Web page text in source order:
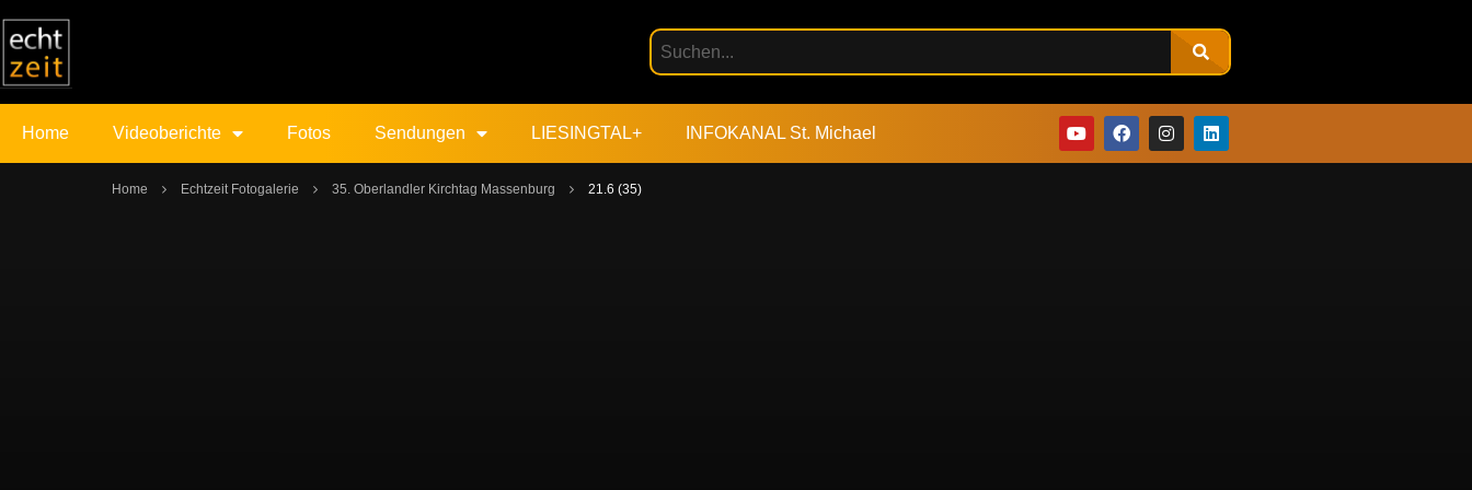
Home Videoberichte Fotos Sendungen LIESINGTAL+ INFOKANAL St. Michael
Home Echtzeit Fotogalerie 35. Oberlandler Kirchtag Massenburg 21.6 (35)